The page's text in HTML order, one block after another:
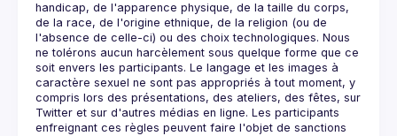
handicap, de l'apparence physique, de la taille du corps,
de la race, de l'origine ethnique, de la religion (ou de
l'absence de celle-ci) ou des choix technologiques. Nous
ne tolérons aucun harcèlement sous quelque forme que ce
soit envers les participants. Le langage et les images à
caractère sexuel ne sont pas appropriés à tout moment, y
compris lors des présentations, des ateliers, des fêtes, sur
Twitter et sur d'autres médias en ligne. Les participants
enfreignant ces règles peuvent faire l'objet de sanctions